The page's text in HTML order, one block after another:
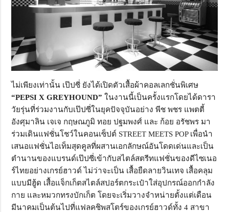
ไม่เพียงเท่านั้น เป๊ปซี่ ยังได้เปิดตัวเสื้อผ้าคอลเลกชั่นพิเศษ
“PEPSI X GREYHOUND” ในงานนี้เป็นครั้งแรกโดยได้ดารา
วัยรุ่นที่ร่วมงานกับเป๊ปซี่ในยุคปัจจุบันอย่าง พีช พชร แพตตี้
อังศุมาลิน เจเจ กฤษณภูมิ ทอย ปฐมพงศ์ และ ก้อย อรัชพร มา
ร่วมเดินแฟชั่นโชว์ในคอนเซ็ปต์ STREET MEETS POP เพื่อนำ
เสนอแฟชั่นไอเท็มสุดคูลที่ผสานเอกลักษณ์อันโดดเด่นและเป็น
ตำนานของแบรนด์เป๊ปซี่เข้ากับสไตล์สตรีทแฟชั่นของดีไซเนอ
ร์ไทยอย่างเกรย์ฮาวด์ ไม่ว่าจะเป็น เสื้อยืดลายวินเทจ เสื้อคลุม
แบบมีฮู้ด เสื้อแจ็กเก็ตสไตล์สปอร์ตกระเป๋าใส่อุปกรณ์ออกกำลัง
กาย และหมวกทรงบักเก็ต โดยจะเริ่มวางจำหน่ายตั้งแต่เดือน
มีนาคมเป็นต้นไปที่แฟลคชิพสโตร์ของเกรย์ฮาวด์ทั้ง 4 สาขา